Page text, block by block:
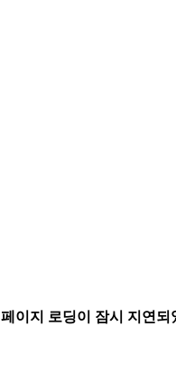
페이지 로딩이 잠시 지연